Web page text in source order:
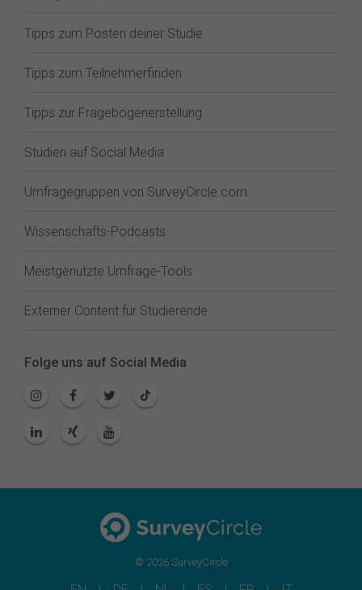
Tipps zum Posten deiner Studie
Tipps zum Teilnehmerfinden
Tipps zur Fragebogenerstellung
Studien auf Social Media
Umfragegruppen von SurveyCircle.com
Wissenschafts-Podcasts
Meistgenutzte Umfrage-Tools
Externer Content für Studierende
Folge uns auf Social Media
© 2026 SurveyCircle